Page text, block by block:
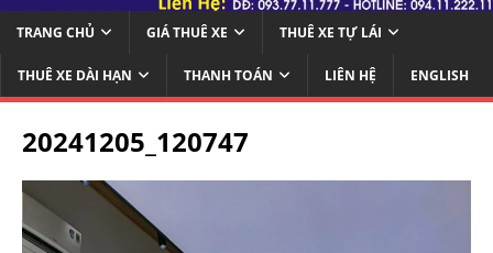
TRANG CHỦ GIÁ THUÊ XE THUÊ XE TỰ LÁI
THUÊ XE DÀI HẠN THANH TOÁN LIÊN HỆ ENGLISH
20241205_120747